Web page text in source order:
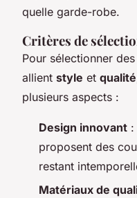
quelle garde-robe.
Critères de
Pour sélectionner des
allient style et qualité
plusieurs aspects :
Design innovant :
proposent des
restant
Matériaux de